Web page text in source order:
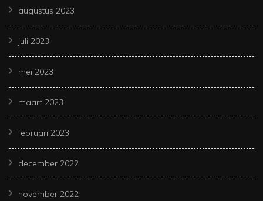
augustus 2023
juli 2023
mei 2023
maart 2023
februari 2023
december 2022
november 2022